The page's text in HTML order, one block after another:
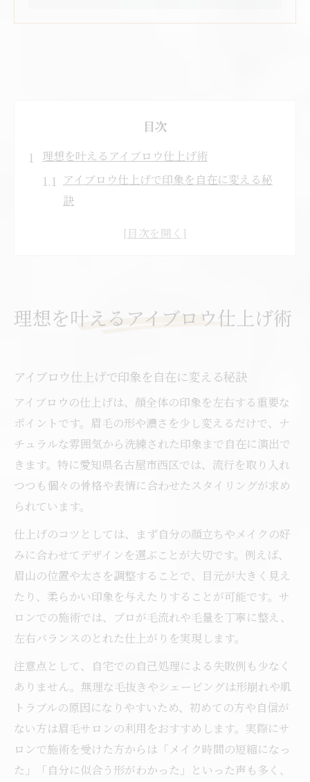
目次
理想を叶えるアイブロウ仕上げ術
アイブロウ仕上げで印象を自在に変える秘
訣
現
自然な眉毛で印象を変える方法
ナチュラルアイブロウで垢抜け顔を手に入
れる
アイブロウ施術で自然な仕上げを叶えるコ
ツ
毛量調整が決め手の自然派アイブロウ術
眉毛サロンならではの自然なデザイン提案
周囲に褒められる自然なアイブロウの秘訣
アイブロウ施術で毎日をもっと素敵に
理由
毎日が変わる仕上げ効果の高いアイブロウ
アイラッシュと組み合わせるアイブロウ術
アイブロウで得られる自信と新しい自分
名古屋市西区で体験する美眉ケア
名古屋市西区で話題のアイブロウサロン事
情
理想を叶えるアイブロウ仕上げ術
アイブロウ仕上げで印象を自在に変える秘訣
アイブロウの仕上げは、顔全体の印象を左右する重要な
ポイントです。眉毛の形や濃さを少し変えるだけで、ナ
チュラルな雰囲気から洗練された印象まで自在に演出で
きます。特に愛知県名古屋市西区では、流行を取り入れ
つつも個々の骨格や表情に合わせたスタイリングが求め
られています。
仕上げのコツとしては、まず自分の顔立ちやメイクの好
みに合わせてデザインを選ぶことが大切です。例えば、
眉山の位置や太さを調整することで、目元が大きく見え
たり、柔らかい印象を与えたりすることが可能です。サ
ロンでの施術では、プロが毛流れや毛量を丁寧に整え、
左右バランスのとれた仕上がりを実現します。
注意点として、自宅での自己処理による失敗例も少なく
ありません。無理な毛抜きやシェービングは形崩れや肌
トラブルの原因になりやすいため、初めての方や自信が
ない方は眉毛サロンの利用をおすすめします。実際にサ
ロンで施術を受けた方からは「メイク時間の短縮になっ
た」「自分に似合う形がわかった」といった声も多く、